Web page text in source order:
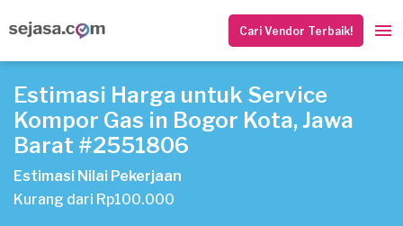
Cari Vendor Terbaik!
Estimasi Harga untuk Service
Kompor Gas in Bogor Kota, Jawa
Barat #2551806
Estimasi Nilai Pekerjaan
Kurang dari Rp100.000